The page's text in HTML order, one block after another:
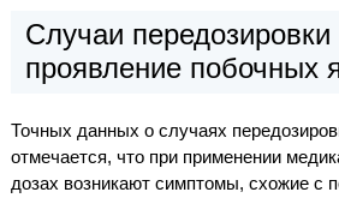
Случаи передозировки
проявление побочных
Точных данных о случаях
отмечается, что при применении
дозах возникают симптомы, схожие с